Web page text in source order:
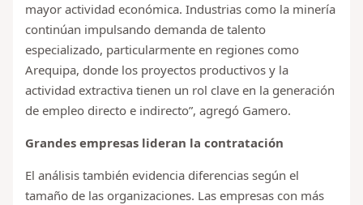
mayor actividad económica. Industrias como la minería
continúan impulsando demanda de talento
especializado, particularmente en regiones como
Arequipa, donde los proyectos productivos y la
actividad extractiva tienen un rol clave en la generación
de empleo directo e indirecto”, agregó Gamero.
Grandes empresas lideran la contratación
El análisis también evidencia diferencias según el
tamaño de las organizaciones. Las empresas con más